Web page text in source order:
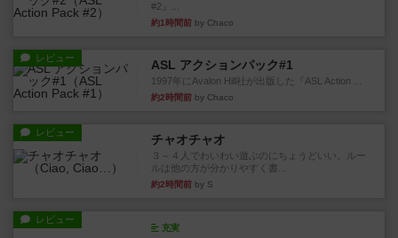
#2』...
約1時間前 by Chaco
レビュー ASL アクションパック#1
1997年にAvalon Hill社が出版した『ASL Action ...
約2時間前 by Chaco
レビュー チャオチャオ
３～４人でわいわい遊ぶのにちょうどいい。ルー
ルは他の方が分かりやすく書...
約2時間前 by S
レビュー
充実